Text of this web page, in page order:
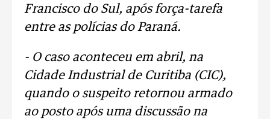
Francisco do Sul, após força-tarefa
entre as polícias do Paraná.
- O caso aconteceu em abril, na
Cidade Industrial de Curitiba (CIC),
quando o suspeito retornou armado
ao posto após uma discussão na